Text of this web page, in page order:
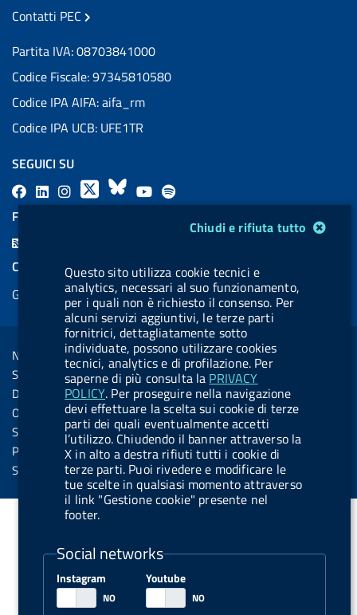
Chiudi e rifiuta tutto
Questo sito utilizza cookie tecnici e
analytics, necessari al suo funzionamento,
per i quali non è richiesto il consenso. Per
alcuni servizi aggiuntivi, le terze parti
fornitrici, dettagliatamente sotto
individuate, possono utilizzare cookies
tecnici, analytics e di profilazione. Per
saperne di più consulta la PRIVACY
POLICY. Per proseguire nella navigazione
devi effettuare la scelta sui cookie di terze
parti dei quali eventualmente accetti
l’utilizzo. Chiudendo il banner attraverso la
X in alto a destra rifiuti tutti i cookie di
terze parti. Puoi rivedere e modificare le
tue scelte in qualsiasi momento attraverso
il link "Gestione cookie" presente nel
footer.
Social networks
Instagram Youtube
Contatti PEC
Partita IVA: 08703841000
Codice Fiscale: 97345810580
Codice IPA AIFA: aifa_rm
Codice IPA UCB: UFE1TR
SEGUICI SU
F
a
L
i
a
l
.
b
u
t
t
o
n
.
i
n
s
a
g
X
B
l
s
k
y
Y
o
u
b
e
l
a
l
.
b
u
t
t
o
n
.
s
p
i
f
FEED RSS
COOKIES
Gestione cookie
Sezione Link Utili
Note legali
Social Media Policy
Dichiarazione di accessibilità
Obiettivi di accessibilità
Statistiche sito
Privacy
Servizi Online